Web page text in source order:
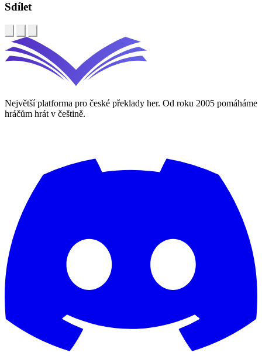
Sdílet
Největší platforma pro české překlady her. Od roku 2005 pomáháme
hráčům hrát v češtině.